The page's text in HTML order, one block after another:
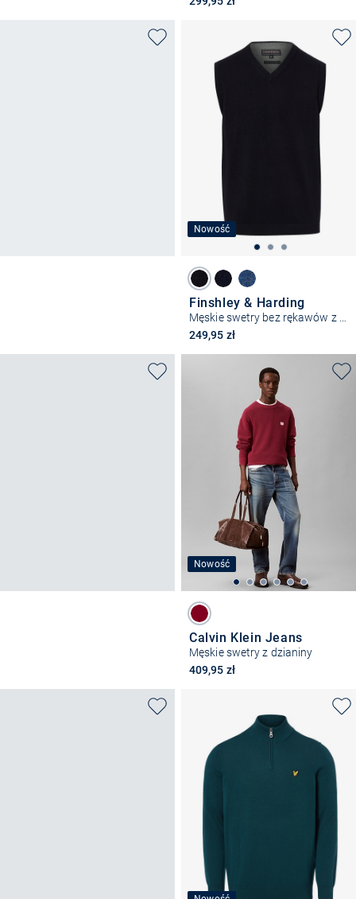
Nowość
Finshley & Harding
Męskie swetry bez rękawów z dzianiny
249,95 zł
Nowość
Calvin Klein Jeans
Męskie swetry z dzianiny
409,95 zł